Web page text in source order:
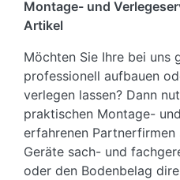
Montage- und
Artikel
Möchten Sie Ihre bei uns
professionell aufbauen
verlegen lassen? Dann
praktischen Montage-
erfahrenen
Geräte sach- und
oder den Bodenbelag